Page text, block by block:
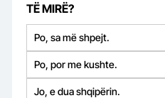
TË MIRË?
Po, sa më shpejt.
Po, por me kushte.
Jo, e dua shqipërin.